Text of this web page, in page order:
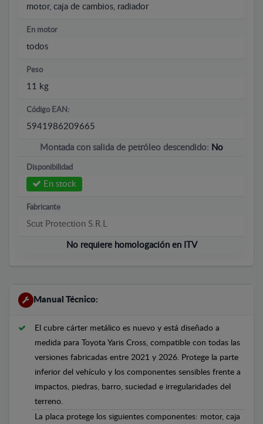
motor, caja de cambios, radiador
En motor
todos
Peso
11 kg
Código EAN:
5941986209665
Montada con salida de petróleo descendido: No
Disponibilidad
En stock
Fabricante
Scut Protection S.R.L
No requiere homologación en ITV
Manual Técnico:
El cubre cárter metálico es nuevo y está diseñado a
medida para Toyota Yaris Cross, compatible con todas las
versiones fabricadas entre 2021 y 2026. Protege la parte
inferior del vehículo y los componentes sensibles frente a
impactos, piedras, barro, suciedad e irregularidades del
terreno.
La placa protege los siguientes componentes: motor, caja